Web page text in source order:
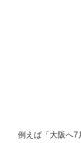
例えば「大阪へ7